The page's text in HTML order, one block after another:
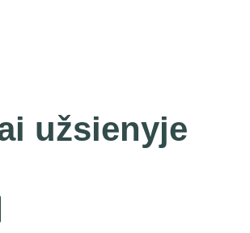
užsienyje